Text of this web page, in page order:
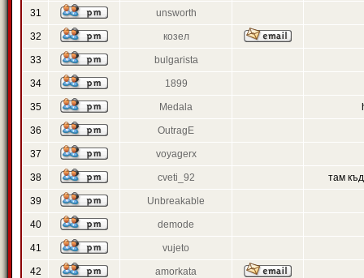
31 unsworth
32 козел
33 bulgarista
34 1899
35 Medala
36 OutragE
37 voyagerx
38 cveti_92 там
39 Unbreakable
40 demode
41 vujeto
42 amorkata